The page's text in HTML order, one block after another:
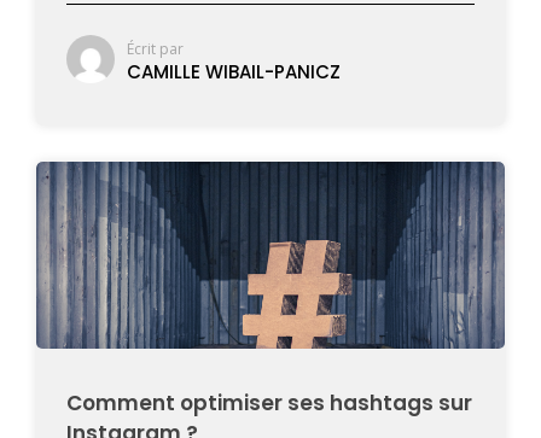
Écrit par
CAMILLE WIBAIL-PANICZ
Comment optimiser ses hashtags sur